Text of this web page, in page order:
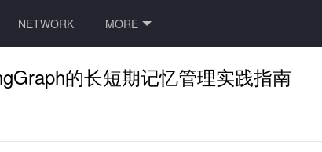
NETWORK MORE
的长短期记忆管理实践指南